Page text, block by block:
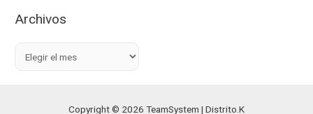
Archivos
Copyright © 2026 TeamSystem | Distrito.K